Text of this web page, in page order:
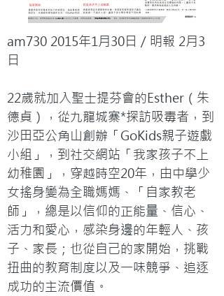
am730 2015年1月30日 / 明報 2月3
日
22歲就加入聖士提芬會的Esther（朱
德貞），從九龍城寨*探訪吸毒者，到
沙田亞公角山創辦「GoKids親子遊戲
小組」，到社交網站「我家孩子不上
幼稚園」，穿越時空20年，由中學少
女搖身變為全職媽媽、「自家教老
師」，總是以信仰的正能量、信心、
活力和愛心，感染身邊的年輕人、孩
子、家長；也從自己的家開始，挑戰
扭曲的教育制度以及一味競爭、追逐
成功的主流價值。